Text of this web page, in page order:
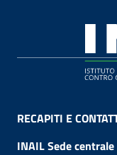
RECAPITI E
INAIL Sede centrale